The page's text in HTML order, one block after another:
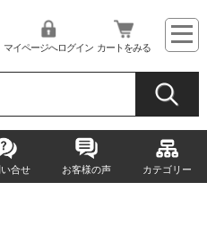
マイページへログイン カートをみる
合せ お客様の声 カテゴリー